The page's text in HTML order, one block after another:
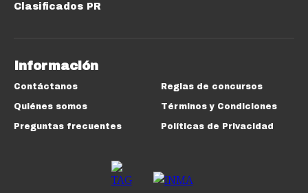
Clasificados PR
Información
Contáctanos
Quiénes somos
Preguntas frecuentes
Reglas de concursos
Términos y Condiciones
Políticas de Privacidad